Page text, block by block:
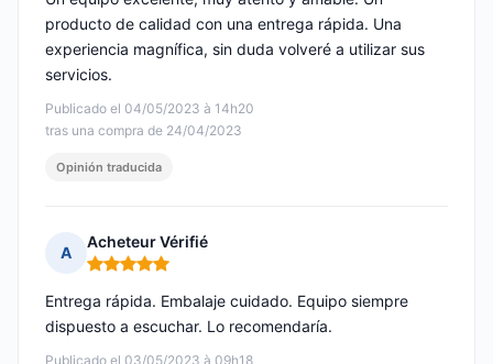
Publicado el 04/05/2023 à 14h20
tras una compra de 24/04/2023
producto de calidad con una entrega rápida. Una
experiencia magnífica, sin duda volveré a utilizar sus
servicios.
Opinión traducida
A
Acheteur Vérifié
Nota: 5 de 5
Publicado el 03/05/2023 à 09h18
Entrega rápida. Embalaje cuidado. Equipo siempre
dispuesto a escuchar. Lo recomendaría.